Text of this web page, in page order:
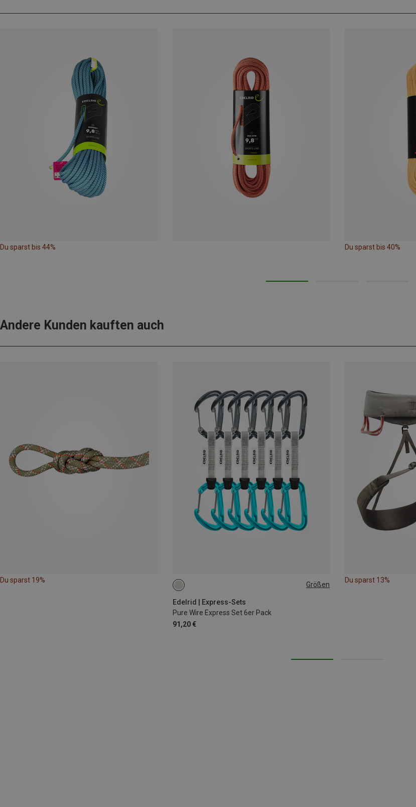
Du sparst bis 44% Du sparst bis 40%
Andere Kunden kauften auch
Du sparst 19%
Größen
Edelrid | Express-Sets
Pure Wire Express Set 6er Pack
91,20 €
10CM
Du sparst 13%